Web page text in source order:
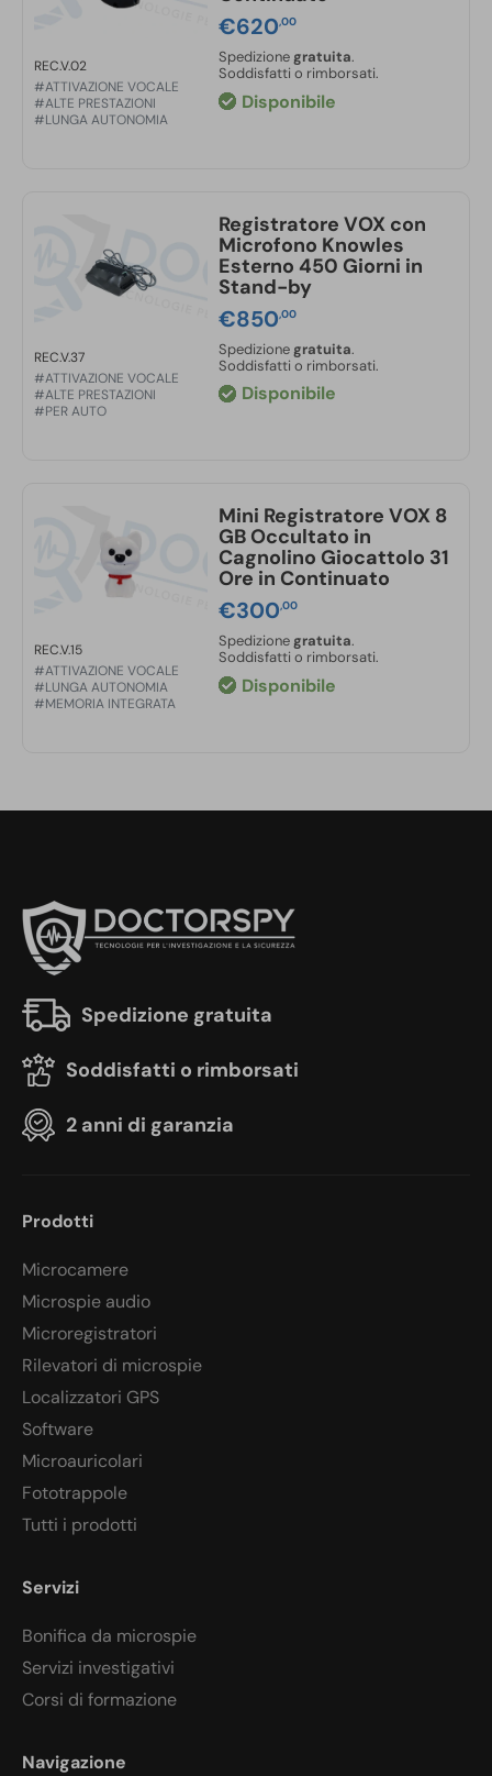
REC.V.02
#ATTIVAZIONE VOCALE
#ALTE PRESTAZIONI
#LUNGA AUTONOMIA
€620,00
Spedizione gratuita.
Soddisfatti o rimborsati.
Disponibile
REC.V.37
#ATTIVAZIONE VOCALE
#ALTE PRESTAZIONI
#PER AUTO
Registratore VOX con
Microfono Knowles
Esterno 450 Giorni in
Stand-by
€850,00
Spedizione gratuita.
Soddisfatti o rimborsati.
Disponibile
REC.V.15
#ATTIVAZIONE VOCALE
#LUNGA AUTONOMIA
#MEMORIA INTEGRATA
Mini Registratore VOX 8
GB Occultato in
Cagnolino Giocattolo 31
Ore in Continuato
€300,00
Spedizione gratuita.
Soddisfatti o rimborsati.
Disponibile
Spedizione gratuita
Soddisfatti o rimborsati
2 anni di garanzia
Prodotti
Microcamere
Microspie audio
Microregistratori
Rilevatori di microspie
Localizzatori GPS
Software
Microauricolari
Fototrappole
Tutti i prodotti
Servizi
Bonifica da microspie
Servizi investigativi
Corsi di formazione
Navigazione